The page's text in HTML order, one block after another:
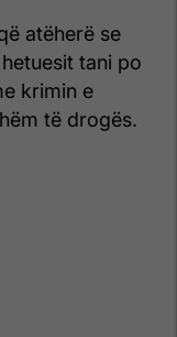
atëherë se
tani po
krimin e
të drogës.